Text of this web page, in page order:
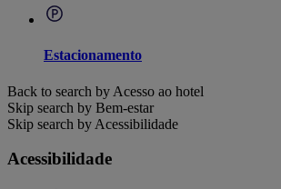
Estacionamento
Back to search by Acesso ao hotel
Skip search by Bem-estar
Skip search by Acessibilidade
Acessibilidade